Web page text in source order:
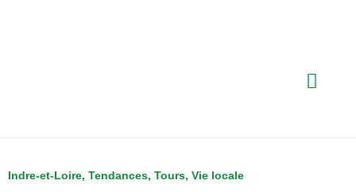
Indre-et-Loire, Tendances, Tours, Vie locale